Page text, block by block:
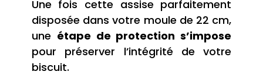
Une fois cette assise parfaitement
disposée dans votre moule de 22 cm,
une étape de protection s’impose
pour préserver l’intégrité de votre
biscuit.